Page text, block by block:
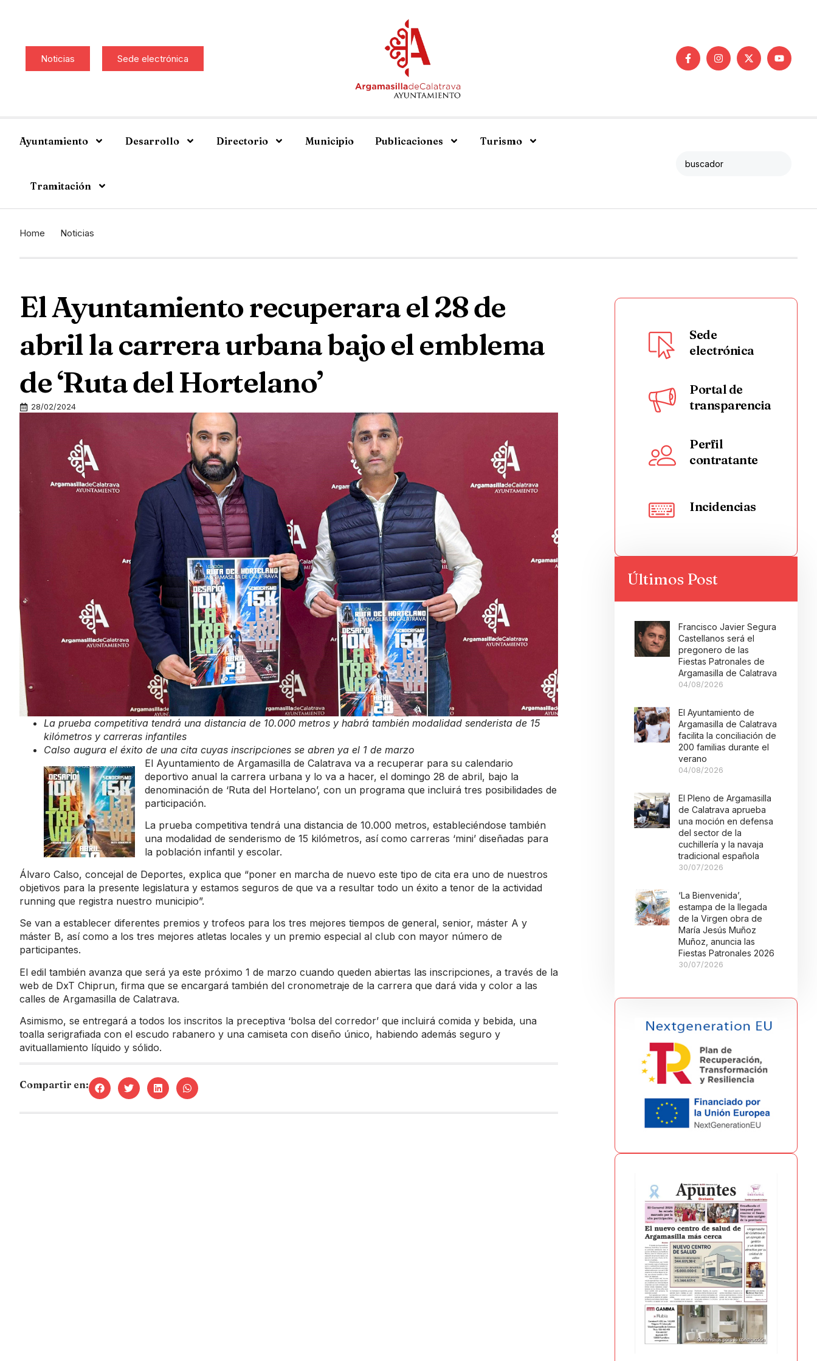
Noticias Sede electrónica
Ayuntamiento Desarrollo Directorio Municipio Publicaciones Turismo
Tramitación
Home Noticias
El Ayuntamiento recuperara el 28 de
abril la carrera urbana bajo el emblema
de ‘Ruta del Hortelano’
28/02/2024
La prueba competitiva tendrá una distancia de 10.000 metros y habrá también modalidad senderista de 15
kilómetros y carreras infantiles
Calso augura el éxito de una cita cuyas inscripciones se abren ya el 1 de marzo
El Ayuntamiento de Argamasilla de Calatrava va a recuperar para su calendario
deportivo anual la carrera urbana y lo va a hacer, el domingo 28 de abril, bajo la
denominación de ‘Ruta del Hortelano’, con un programa que incluirá tres posibilidades de
participación.
La prueba competitiva tendrá una distancia de 10.000 metros, estableciéndose también
una modalidad de senderismo de 15 kilómetros, así como carreras ‘mini’ diseñadas para
la población infantil y escolar.
Álvaro Calso, concejal de Deportes, explica que “poner en marcha de nuevo este tipo de cita era uno de nuestros
objetivos para la presente legislatura y estamos seguros de que va a resultar todo un éxito a tenor de la actividad
running que registra nuestro municipio”.
Se van a establecer diferentes premios y trofeos para los tres mejores tiempos de general, senior, máster A y
máster B, así como a los tres mejores atletas locales y un premio especial al club con mayor número de
participantes.
El edil también avanza que será ya este próximo 1 de marzo cuando queden abiertas las inscripciones, a través de la
web de DxT Chiprun, firma que se encargará también del cronometraje de la carrera que dará vida y color a las
calles de Argamasilla de Calatrava.
Asimismo, se entregará a todos los inscritos la preceptiva ‘bolsa del corredor’ que incluirá comida y bebida, una
toalla serigrafiada con el escudo rabanero y una camiseta con diseño único, habiendo además seguro y
avituallamiento líquido y sólido.
Compartir en:
Sede
electrónica
Portal de
transparencia
Perfil
contratante
Incidencias
Últimos Post
Francisco Javier Segura
Castellanos será el
pregonero de las
Fiestas Patronales de
Argamasilla de Calatrava
04/08/2026
El Ayuntamiento de
Argamasilla de Calatrava
facilita la conciliación de
200 familias durante el
verano
04/08/2026
El Pleno de Argamasilla
de Calatrava aprueba
una moción en defensa
del sector de la
cuchillería y la navaja
tradicional española
30/07/2026
‘La Bienvenida’,
estampa de la llegada
de la Virgen obra de
María Jesús Muñoz
Muñoz, anuncia las
Fiestas Patronales 2026
30/07/2026